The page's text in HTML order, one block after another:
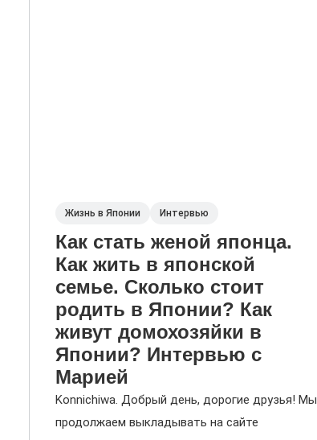
Жизнь в Японии Интервью
Как стать женой японца.
Как жить в японской
семье. Сколько стоит
родить в Японии? Как
живут домохозяйки в
Японии? Интервью с
Марией
Konnichiwa. Добрый день, дорогие друзья! Мы
продолжаем выкладывать на сайте